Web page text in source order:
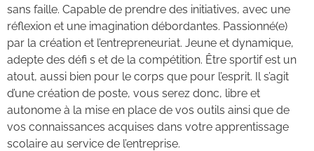
sans faille. Capable de prendre des initiatives, avec une
réflexion et une imagination débordantes. Passionné(e)
par la création et l’entrepreneuriat. Jeune et dynamique,
adepte des défi s et de la compétition. Être sportif est un
atout, aussi bien pour le corps que pour l’esprit. Il s’agit
d’une création de poste, vous serez donc, libre et
autonome à la mise en place de vos outils ainsi que de
vos connaissances acquises dans votre apprentissage
scolaire au service de l’entreprise.